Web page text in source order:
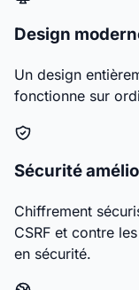
Design
Un design
fonctionne sur
Sécurité
Chiffrement
CSRF et contre
en sécurité.